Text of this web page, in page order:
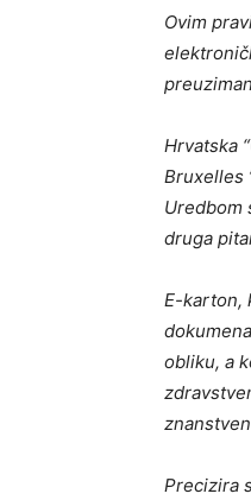
Ovim
Hrvatska
Bruxelles
Uredbom
druga
E-karton,
obliku, a
Precizira